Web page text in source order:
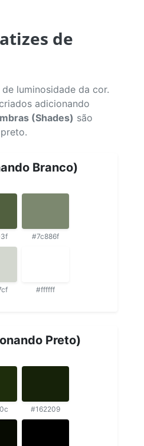
de
luminosidade da cor.
adicionando
(Shades) são
Branco)
#7c886f
#ffffff
Preto)
#162209